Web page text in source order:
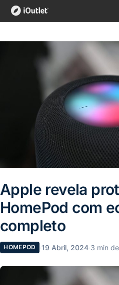
Apple revela
HomePod com
completo
HOMEPOD ·19 Abril, 2024·3 min